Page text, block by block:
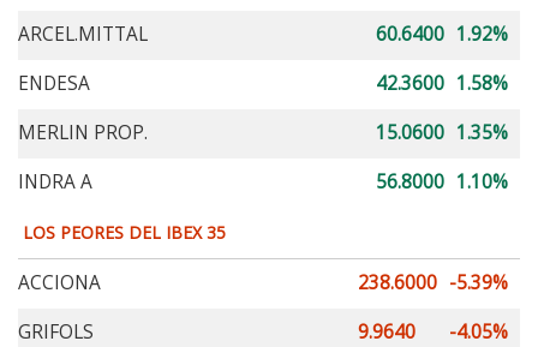
ARCEL.MITTAL
60.6400 1.92%
ENDESA
42.3600 1.58%
MERLIN PROP.
15.0600 1.35%
INDRA A
56.8000 1.10%
LOS PEORES DEL IBEX 35
ACCIONA 238.6000 -5.39%
GRIFOLS
9.9640
-4.05%